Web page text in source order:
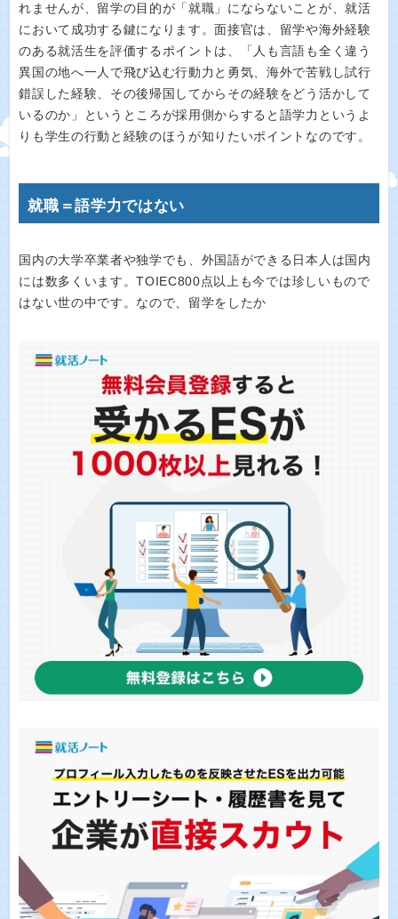
れませんが、留学の目的が「就職」にならないことが、就活
において成功する鍵になります。面接官は、留学や海外経験
のある就活生を評価するポイントは、「人も言語も全く違う
異国の地へ一人で飛び込む行動力と勇気、海外で苦戦し試行
錯誤した経験、その後帰国してからその経験をどう活かして
いるのか」というところが採用側からすると語学力というよ
りも学生の行動と経験のほうが知りたいポイントなのです。
就職＝語学力ではない
国内の大学卒業者や独学でも、外国語ができる日本人は国内
には数多くいます。TOIEC800点以上も今では珍しいもので
はない世の中です。なので、留学をしたか